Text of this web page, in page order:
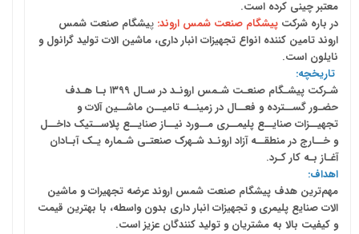
معتبر چینی کرده است.
در باره شرکت پیشگام صنعت شمس اروند: پیشگام صنعت شمس
اروند تامین کننده انواع تجهیزات انبار داری، ماشین الات تولید گرانول و
نایلون است.
تاریخچه:
شـرکت پیشـگام صنعـت شـمس ارونـد در سـال ۱۳۹۹ بـا هـدف
حضـور گســترده و فعــال در زمینــه تامیــن ماشــین آلات و
تجهیــزات صنایــع پلیمــری مــورد نیــاز صنایــع پلاســتیک داخــل
و خــارج در منطقــه آزاد ارونـد شـهرک صنعتـی شـماره یـک آبـادان
آغـاز بـه کار کـرد.
اهداف:
مهم‌ترین هدف پیشگام صنعت شمس اروند عرضه تجهیرات و ماشین
الات صنایع پلیمری و تجهیزات انبار داری بدون واسطه، با بهترین قیمت
و کیفیت بالا به مشتریان و تولید کنندگان عزیز است.